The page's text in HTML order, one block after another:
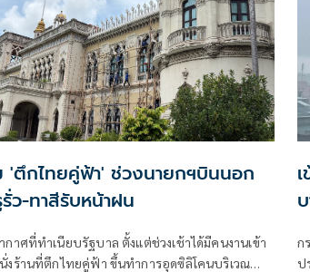
'ตึกไทยคู่ฟ้า' ช่วงนายกฯบินนอก
ว-ทาสีรับหน้าฝน
กาศที่ทำเนียบรัฐบาล ตั้งแต่ช่วงเช้าได้มีคนงานเข้า
งร้านที่ตึกไทยคู่ฟ้า ขึ้นทำการอุดซิลิโคนบริเวณ
ก
ป